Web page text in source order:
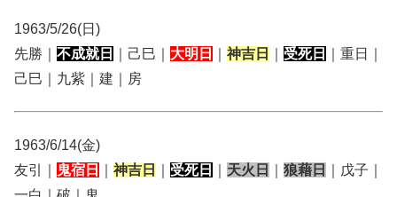
1963/5/26(日)
先勝｜ 不成就日 ｜己巳｜ 大明日 神吉日 受死日
｜重日｜
己巳｜九紫｜建｜房
1963/6/14(金)
友引｜
鬼宿日 神吉日 受死日 天火日 狼藉日
｜戊子｜